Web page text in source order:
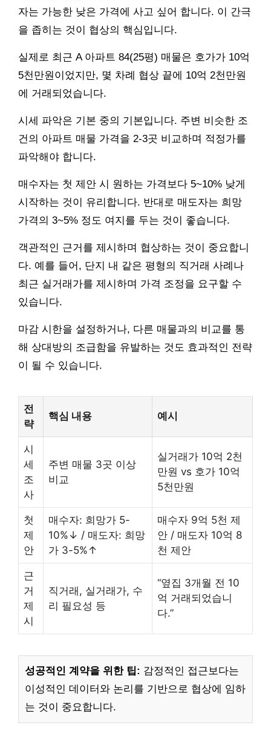
자는 가능한 낮은 가격에 사고 싶어 합니다. 이 간극
을 좁히는 것이 협상의 핵심입니다.
실제로 최근 A 아파트 84(25평) 매물은 호가가 10억
5천만원이었지만, 몇 차례 협상 끝에 10억 2천만원
에 거래되었습니다.
시세 파악은 기본 중의 기본입니다. 주변 비슷한 조
건의 아파트 매물 가격을 2-3곳 비교하며 적정가를
파악해야 합니다.
매수자는 첫 제안 시 원하는 가격보다 5~10% 낮게
시작하는 것이 유리합니다. 반대로 매도자는 희망
가격의 3~5% 정도 여지를 두는 것이 좋습니다.
객관적인 근거를 제시하며 협상하는 것이 중요합니
다. 예를 들어, 단지 내 같은 평형의 직거래 사례나
최근 실거래가를 제시하며 가격 조정을 요구할 수
있습니다.
마감 시한을 설정하거나, 다른 매물과의 비교를 통
해 상대방의 조급함을 유발하는 것도 효과적인 전략
이 될 수 있습니다.
전
략
핵심 내용 예시
시
세
조
사
주변 매물 3곳 이상
비교
실거래가 10억 2천
만원 vs 호가 10억
5천만원
첫
제
안
매수자: 희망가 5-
10%↓ / 매도자: 희망
가 3-5%↑
매수자 9억 5천 제
안 / 매도자 10억 8
천 제안
근
거
제
시
직거래, 실거래가, 수
리 필요성 등
“옆집 3개월 전 10
억 거래되었습니
다.”
성공적인 계약을 위한 팁: 감정적인 접근보다는
이성적인 데이터와 논리를 기반으로 협상에 임하
는 것이 중요합니다.